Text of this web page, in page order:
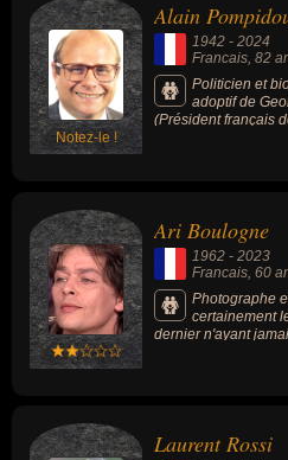
Notez-le !
Alain
1942 - 2024
Francais, 82
Politicien et
adoptif de
(Président français
professeur
cytogénétique, il
Ari Boulogne
1962 - 2023
Francais , 60
Photographe
certainement
dernier n'ayant
Laurent Rossi